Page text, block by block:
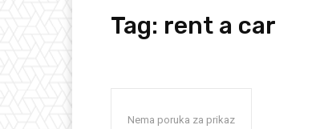
Tag: rent a car
Nema poruka za prikaz